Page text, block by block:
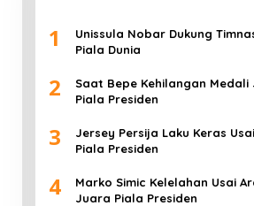
1
Unissula Nobar Dukung
Piala Dunia
2
Saat Bepe Kehilangan Medali
Piala Presiden
3
Jersey Persija Laku Keras
Piala Presiden
4
Marko Simic Kelelahan Usai
Juara Piala Presiden